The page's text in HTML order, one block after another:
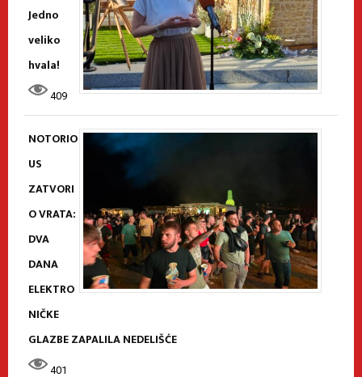
Jedno
veliko
hvala!
409
NOTORIO
US
ZATVORI
O VRATA:
DVA
DANA
ELEKTRO
NIČKE
GLAZBE ZAPALILA NEDELIŠĆE
401